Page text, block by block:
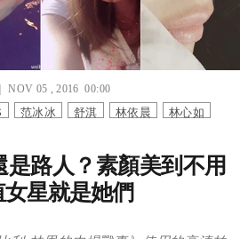
NOV 05 , 2016 00:00
范冰冰 舒淇 林依晨 林心如
路人？素顏美到不用
星就是她們